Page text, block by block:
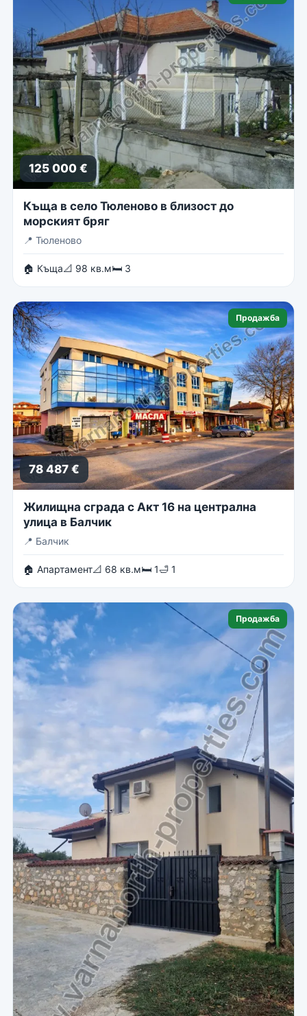
125 000 €
Къща в село Тюленово в близост до
морският бряг
📍 Тюленово
🏠 Къща📐 98 кв.м🛏 3
Продажба
78 487 €
Жилищна сграда с Акт 16 на централна
улица в Балчик
📍 Балчик
🏠 Апартамент📐 68 кв.м🛏 1🛁 1
Продажба